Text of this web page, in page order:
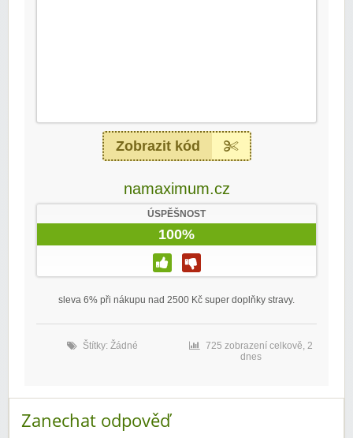
Zobrazit kód
namaximum.cz
ÚSPĚŠNOST
100%
sleva 6% při nákupu nad 2500 Kč super doplňky stravy.
Štítky: Žádné
725 zobrazení celkově, 2
dnes
Zanechat odpověď